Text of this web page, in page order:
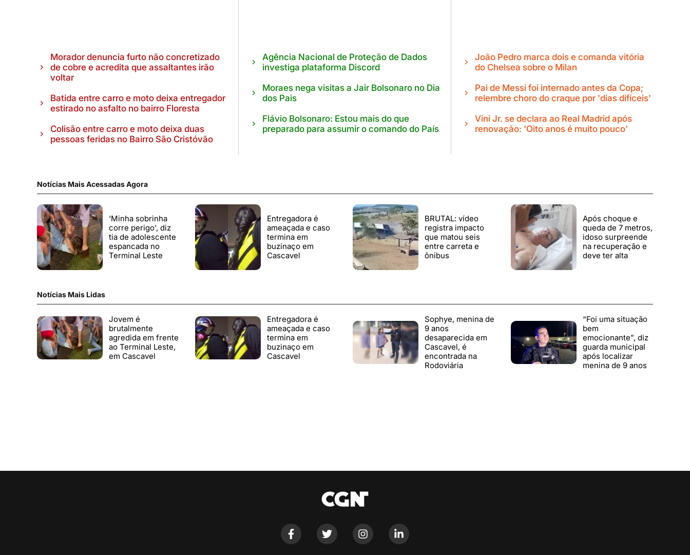
Morador denuncia furto não concretizado
de cobre e acredita que assaltantes irão
voltar
Batida entre carro e moto deixa entregador
estirado no asfalto no bairro Floresta
Colisão entre carro e moto deixa duas
pessoas feridas no Bairro São Cristóvão
Agência Nacional de Proteção de Dados
investiga plataforma Discord
Moraes nega visitas a Jair Bolsonaro no Dia
dos Pais
Flávio Bolsonaro: Estou mais do que
preparado para assumir o comando do País
João Pedro marca dois e comanda vitória
do Chelsea sobre o Milan
Pai de Messi foi internado antes da Copa;
relembre choro do craque por 'dias difíceis'
Vini Jr. se declara ao Real Madrid após
renovação: 'Oito anos é muito pouco'
Notícias Mais Acessadas Agora
‘Minha sobrinha
corre perigo', diz
tia de adolescente
espancada no
Terminal Leste
Entregadora é
ameaçada e caso
termina em
buzinaço em
Cascavel
BRUTAL: vídeo
registra impacto
que matou seis
entre carreta e
ônibus
Após choque e
queda de 7 metros,
idoso surpreende
na recuperação e
deve ter alta
Notícias Mais Lidas
Jovem é
brutalmente
agredida em frente
ao Terminal Leste,
em Cascavel
Entregadora é
ameaçada e caso
termina em
buzinaço em
Cascavel
Sophye, menina de
9 anos
desaparecida em
Cascavel, é
encontrada na
Rodoviária
“Foi uma situação
bem
emocionante”, diz
guarda municipal
após localizar
menina de 9 anos